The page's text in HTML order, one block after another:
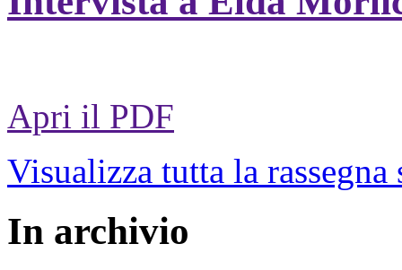
Apri il PDF
Visualizza tutta la rassegna
In archivio